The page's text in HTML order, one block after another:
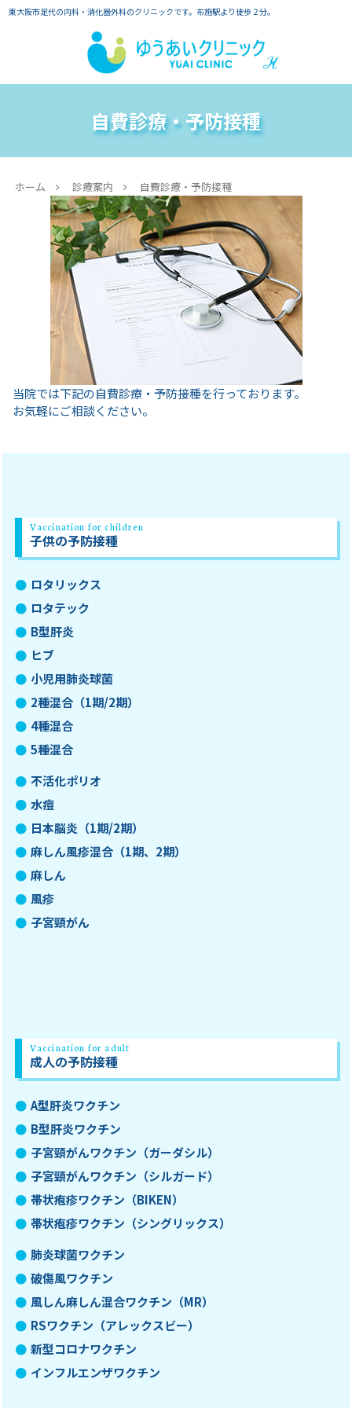
東大阪市足代の内科・消化器外科のクリニックです。布施駅より徒歩２分。
自費診療・予防接種
ホーム 診療案内 自費診療・予防接種
当院では下記の自費診療・予防接種を行っております。
お気軽にご相談ください。
Vaccination for children
子供の予防接種
ロタリックス
ロタテック
B型肝炎
ヒブ
小児用肺炎球菌
2種混合（1期/2期）
4種混合
5種混合
不活化ポリオ
水痘
日本脳炎（1期/2期）
麻しん風疹混合（1期、2期）
麻しん
風疹
子宮頸がん
Vaccination for adult
成人の予防接種
A型肝炎ワクチン
B型肝炎ワクチン
子宮頸がんワクチン（ガーダシル）
子宮頸がんワクチン（シルガード）
帯状疱疹ワクチン（BIKEN）
帯状疱疹ワクチン（シングリックス）
肺炎球菌ワクチン
破傷風ワクチン
風しん麻しん混合ワクチン（MR）
RSワクチン（アレックスビー）
新型コロナワクチン
インフルエンザワクチン